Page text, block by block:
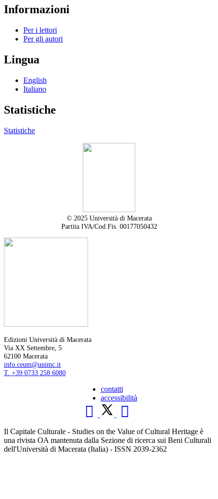
Informazioni
Per i lettori
Per gli autori
Lingua
English
Italiano
Statistiche
Statistiche
© 2025 Università di Macerata
Partita IVA/Cod.Fis. 00177050432
Edizioni Università di Macerata
Via XX Settembre, 5
62100 Macerata
info.ceum@unimc.it
T. +39 0733 258 6080
contatti
accessibilità
Il Capitale Culturale - Studies on the Value of Cultural Heritage è
una rivista OA mantenuta dalla Sezione di ricerca sui Beni Culturali
dell'Università di Macerata (Italia) - ISSN 2039-2362